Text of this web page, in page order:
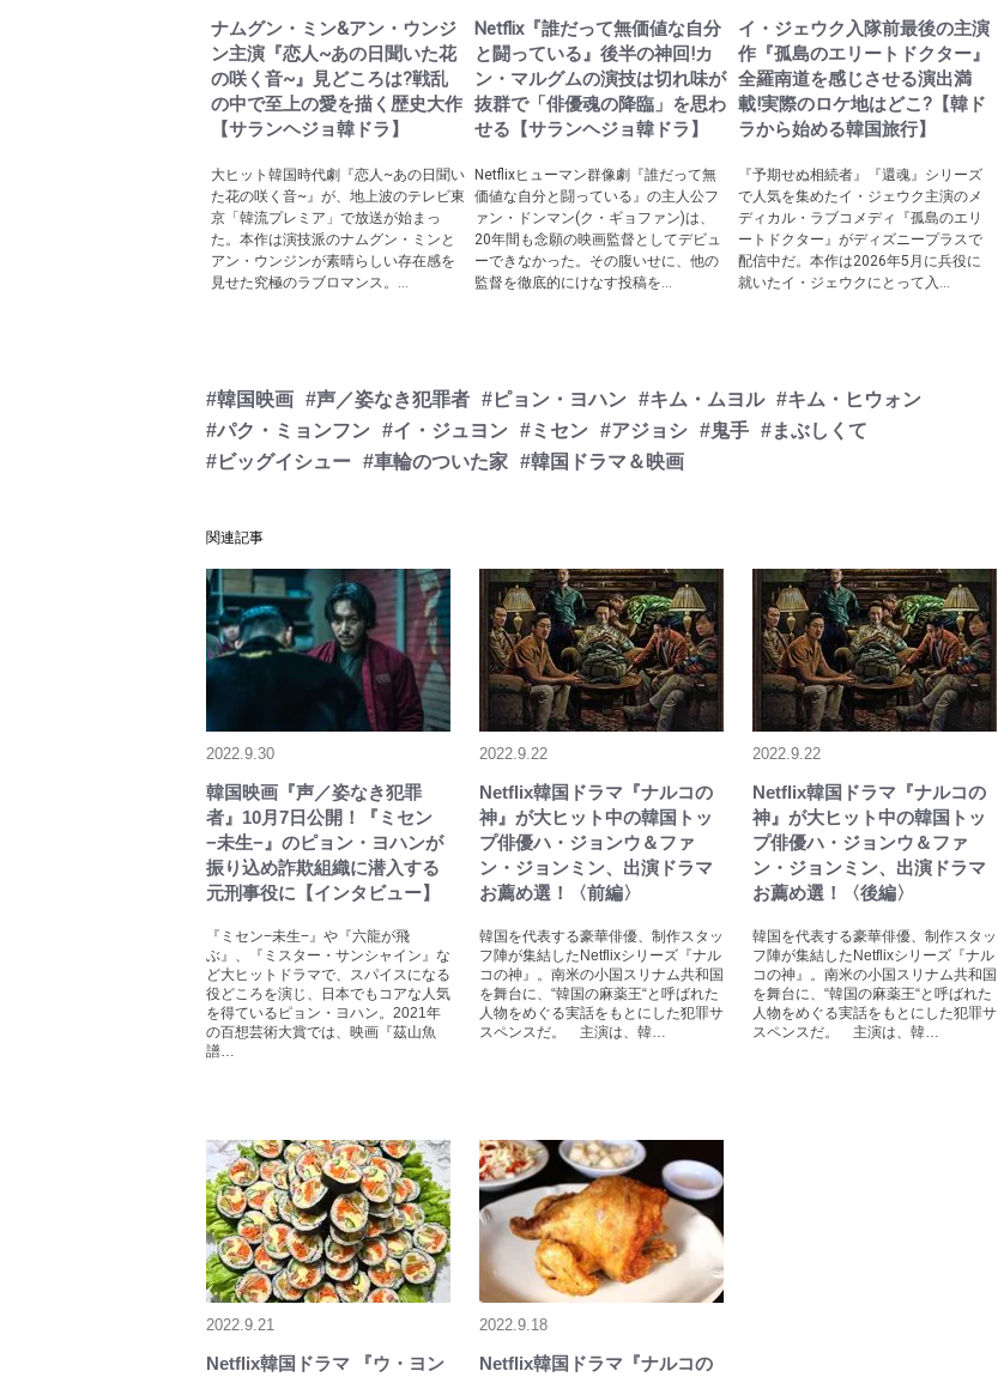
ナムグン・ミン&アン・ウンジ
ン主演『恋人~あの日聞いた花
の咲く音~』見どころは?戦乱
の中で至上の愛を描く歴史大作
【サランヘジョ韓ドラ】
大ヒット韓国時代劇『恋人~あの日聞い
た花の咲く音~』が、地上波のテレビ東
京「韓流プレミア」で放送が始まっ
た。本作は演技派のナムグン・ミンと
アン・ウンジンが素晴らしい存在感を
見せた究極のラブロマンス。...
Netflix『誰だって無価値な自分
と闘っている』後半の神回!カ
ン・マルグムの演技は切れ味が
抜群で「俳優魂の降臨」を思わ
せる【サランヘジョ韓ドラ】
Netflixヒューマン群像劇『誰だって無
価値な自分と闘っている』の主人公フ
ァン・ドンマン(ク・ギョファン)は、
20年間も念願の映画監督としてデビュ
ーできなかった。その腹いせに、他の
監督を徹底的にけなす投稿を...
イ・ジェウク入隊前最後の主演
作『孤島のエリートドクター』
全羅南道を感じさせる演出満
載!実際のロケ地はどこ?【韓ド
ラから始める韓国旅行】
『予期せぬ相続者』『還魂』シリーズ
で人気を集めたイ・ジェウク主演のメ
ディカル・ラブコメディ『孤島のエリ
ートドクター』がディズニープラスで
配信中だ。本作は2026年5月に兵役に
就いたイ・ジェウクにとって入...
#韓国映画 #声／姿なき犯罪者 #ピョン・ヨハン #キム・ムヨル #キム・ヒウォン
#パク・ミョンフン #イ・ジュヨン #ミセン #アジョシ #鬼手 #まぶしくて
#ビッグイシュー #車輪のついた家 #韓国ドラマ＆映画
関連記事
2022.9.30
韓国映画『声／姿なき犯罪
者』10月7日公開！『ミセン
−未生−』のピョン・ヨハンが
振り込め詐欺組織に潜入する
元刑事役に【インタビュー】
『ミセン−未生−』や『六龍が飛
ぶ』、『ミスター・サンシャイン』な
ど大ヒットドラマで、スパイスになる
役どころを演じ、日本でもコアな人気
を得ているピョン・ヨハン。2021年
の百想芸術大賞では、映画『茲山魚
譜…
2022.9.22
Netflix韓国ドラマ『ナルコの
神』が大ヒット中の韓国トッ
プ俳優ハ・ジョンウ＆ファ
ン・ジョンミン、出演ドラマ
お薦め選！〈前編〉
韓国を代表する豪華俳優、制作スタッ
フ陣が集結したNetflixシリーズ『ナル
コの神』。南米の小国スリナム共和国
を舞台に、“韓国の麻薬王“と呼ばれた
人物をめぐる実話をもとにした犯罪サ
スペンスだ。 主演は、韓…
2022.9.22
Netflix韓国ドラマ『ナルコの
神』が大ヒット中の韓国トッ
プ俳優ハ・ジョンウ＆ファ
ン・ジョンミン、出演ドラマ
お薦め選！〈後編〉
韓国を代表する豪華俳優、制作スタッ
フ陣が集結したNetflixシリーズ『ナル
コの神』。南米の小国スリナム共和国
を舞台に、“韓国の麻薬王“と呼ばれた
人物をめぐる実話をもとにした犯罪サ
スペンスだ。 主演は、韓…
2022.9.21
Netflix韓国ドラマ 『ウ・ヨン
2022.9.18
Netflix韓国ドラマ『ナルコの